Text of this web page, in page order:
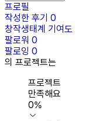
프로필
작성한 후기 0
창작생태계 기여도
팔로워 0
팔로잉 0
의 프로젝트는
프로젝트
만족해요
0%